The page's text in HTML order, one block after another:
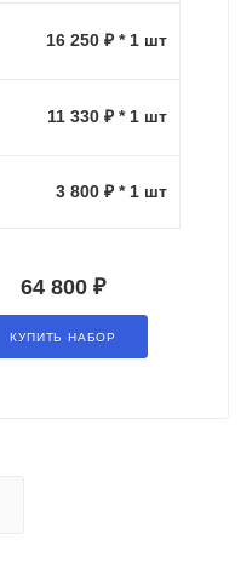
16 250 ₽ * 1 шт
11 330 ₽ * 1 шт
3 800 ₽ * 1 шт
64 800 ₽
КУПИТЬ НАБОР